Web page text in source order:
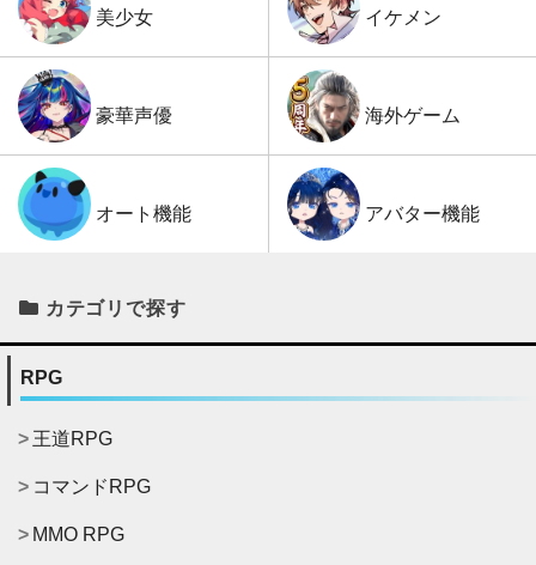
美少女 イケメン
豪華声優 海外ゲーム
オート機能 アバター機能
カテゴリで探す
RPG
王道RPG
コマンドRPG
MMO RPG